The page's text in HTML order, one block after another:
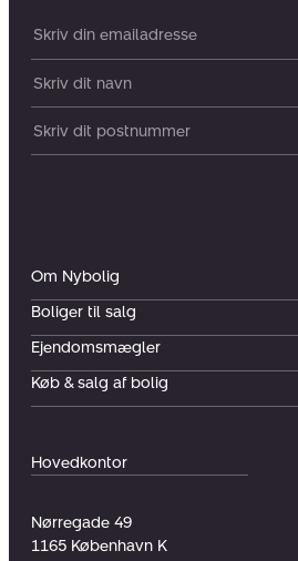
Hovedkontor
Nørregade 49
1165 København K
Om Nybolig
Boliger til salg
Ejendomsmægler
Køb & salg af bolig
Din email:
Dit navn:
Postnummer